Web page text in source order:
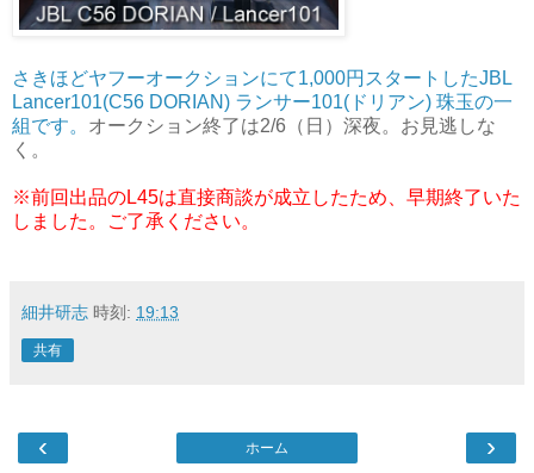
さきほどヤフーオークションにて1,000円スタートしたJBL
Lancer101(C56 DORIAN) ランサー101(ドリアン) 珠玉の一
組です。 オークション終了は2/6（日）深夜。お見逃しな
く。
※前回出品のL45は直接商談が成立したため、早期終了いた
しました。ご了承ください。
細井研志 時刻: 19:13
共有
‹ ›
ホーム